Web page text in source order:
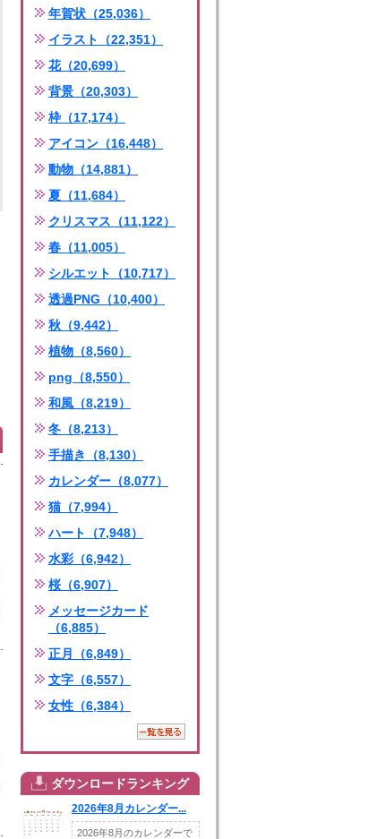
年賀状（25,036）
イラスト（22,351）
花（20,699）
背景（20,303）
枠（17,174）
アイコン（16,448）
動物（14,881）
夏（11,684）
クリスマス（11,122）
春（11,005）
シルエット（10,717）
透過PNG（10,400）
秋（9,442）
植物（8,560）
png（8,550）
和風（8,219）
冬（8,213）
手描き（8,130）
カレンダー（8,077）
猫（7,994）
ハート（7,948）
水彩（6,942）
桜（6,907）
メッセージカード
（6,885）
正月（6,849）
文字（6,557）
女性（6,384）
ダウンロードランキング
2026年8月カレンダー...
2026年8月のカレンダーで